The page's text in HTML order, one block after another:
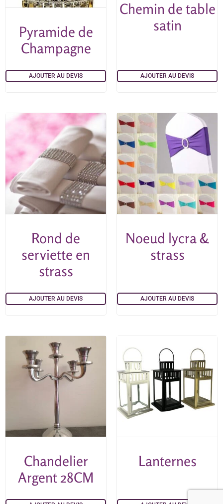
Pyramide de
Champagne
AJOUTER AU DEVIS
Chemin de table
satin
AJOUTER AU DEVIS
Rond de
serviette en
strass
AJOUTER AU DEVIS
Noeud lycra &
strass
AJOUTER AU DEVIS
Chandelier
Argent 28CM
Lanternes